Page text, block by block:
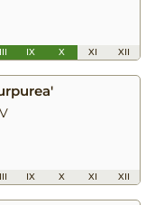
IX X XI XII
IX X XI XII